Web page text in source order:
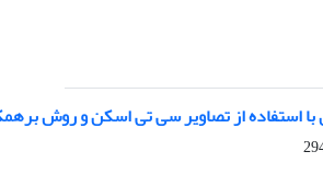
استفاده از تصاویر سی تی اسکن و روش